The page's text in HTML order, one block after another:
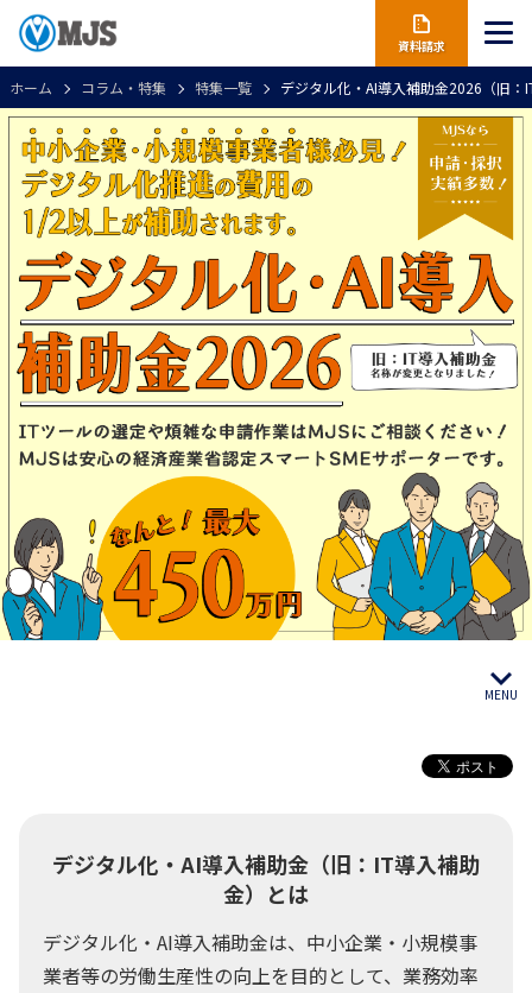
資料請求
ホーム コラム・特集 特集一覧 デジタル化・AI導入補助金2026（旧：
デジタル化・AI導入補助金（旧：IT導入補助
金）とは
デジタル化・AI導入補助金は、中小企業・小規模事
業者等の労働生産性の向上を目的として、業務効率